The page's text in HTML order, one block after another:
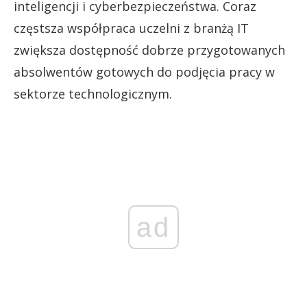
inteligencji i cyberbezpieczeństwa. Coraz
częstsza współpraca uczelni z branżą IT
zwiększa dostępność dobrze przygotowanych
absolwentów gotowych do podjęcia pracy w
sektorze technologicznym.
ad